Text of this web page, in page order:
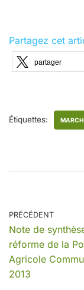
Partagez cet
partager
Étiquettes:
PRÉCÉDENT
Note de
réforme de la
Agricole
2013